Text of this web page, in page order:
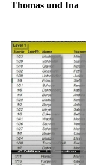
Thomas und Ina